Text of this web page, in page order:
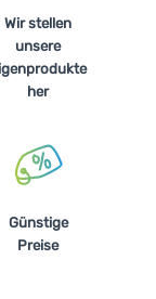
Wir stellen
unsere
her
Günstige
Preise